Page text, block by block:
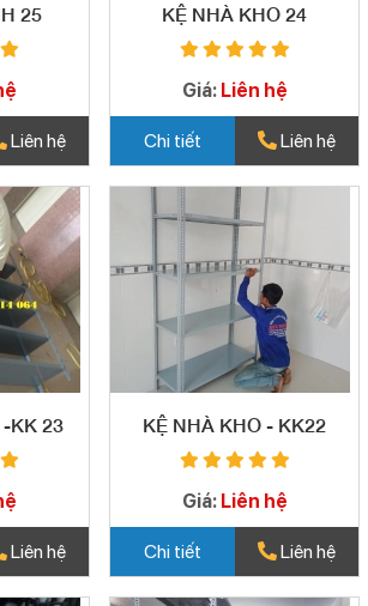
25
Liên hệ
KỆ NHÀ KHO 24
Giá: Liên hệ
Chi tiết Liên hệ
-KK 23
Liên hệ
KỆ NHÀ KHO - KK22
Giá: Liên hệ
Chi tiết Liên hệ